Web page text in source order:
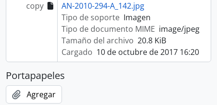
copy
AN-2010-294-A_142.jpg
Tipo de soporte Imagen
Tipo de documento MIME image/jpeg
Tamaño del archivo 20.8 KiB
Cargado 10 de octubre de 2017 16:20
Portapapeles
Agregar